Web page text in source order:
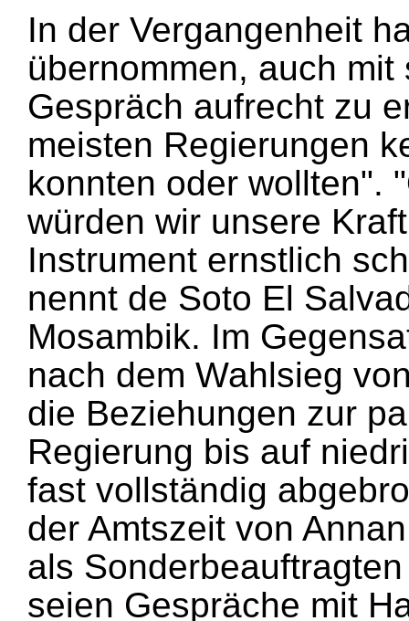
In der Vergangenheit
übernommen, auch
Gespräch aufrecht zu
meisten Regierungen
konnten oder wollten".
würden wir unsere
Instrument ernstlich
nennt de Soto El
Mosambik. Im
nach dem Wahlsieg
die Beziehungen zur
Regierung bis auf
fast vollständig
der Amtszeit von
als
seien Gespräche mit